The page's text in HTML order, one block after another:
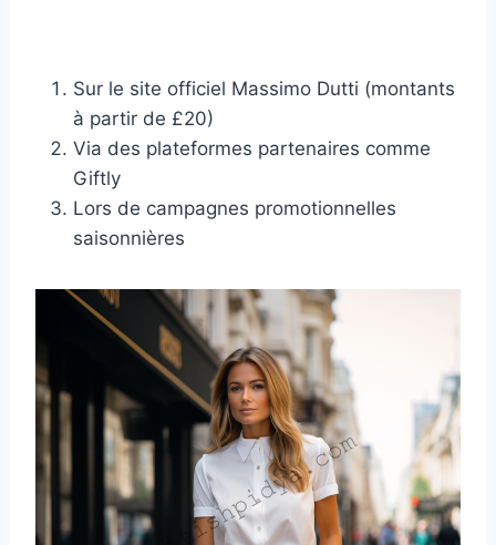
Sur le site officiel Massimo Dutti (montants
à partir de £20)
Via des plateformes partenaires comme
Giftly
Lors de campagnes promotionnelles
saisonnières